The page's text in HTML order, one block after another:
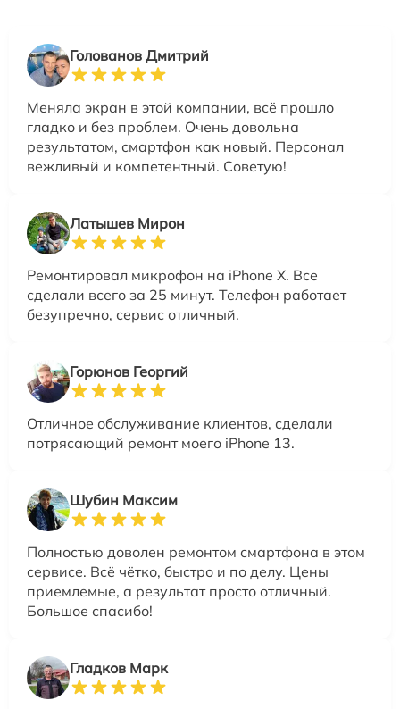
Голованов Дмитрий
Меняла экран в этой компании, всё прошло
гладко и без проблем. Очень довольна
результатом, смартфон как новый. Персонал
вежливый и компетентный. Советую!
Латышев Мирон
Ремонтировал микрофон на iPhone X. Все
сделали всего за 25 минут. Телефон работает
безупречно, сервис отличный.
Горюнов Георгий
Отличное обслуживание клиентов, сделали
потрясающий ремонт моего iPhone 13.
Шубин Максим
Полностью доволен ремонтом смартфона в этом
сервисе. Всё чётко, быстро и по делу. Цены
приемлемые, а результат просто отличный.
Большое спасибо!
Гладков Марк